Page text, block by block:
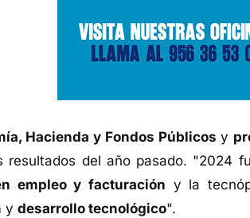
Hacienda y Fondos Públicos y
resultados del año pasado. "2024
empleo y facturación y la
y desarrollo tecnológico".